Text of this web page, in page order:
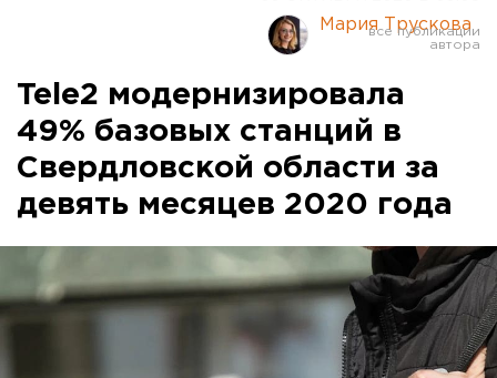
Мария Трускова
Tele2 модернизировала
49% базовых станций в
Свердловской области за
девять месяцев 2020 года